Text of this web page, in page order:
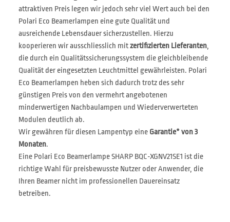
attraktiven Preis legen wir jedoch sehr viel Wert auch bei den
Polari Eco Beamerlampen eine gute Qualität und
ausreichende Lebensdauer sicherzustellen. Hierzu
kooperieren wir ausschliesslich mitzertifizierten Lieferanten,
die durch ein Qualitätssicherungssystem die gleichbleibende
Qualität der eingesetzten Leuchtmittel gewährleisten. Polari
Eco Beamerlampen heben sich dadurch trotz des sehr
günstigen Preis von den vermehrt angebotenen
minderwertigen Nachbaulampen und Wiederverwerteten
Modulen deutlich ab.
Wir gewähren für diesen Lampentyp eine Garantie* von 3
Monaten.
Eine Polari Eco Beamerlampe SHARP BQC-XGNV21SE1 ist die
richtige Wahl für preisbewusste Nutzer oder Anwender, die
Ihren Beamer nicht im professionellen Dauereinsatz
betreiben.